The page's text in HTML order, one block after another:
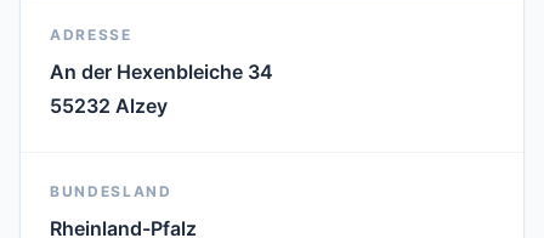
ADRESSE
An der Hexenbleiche 34
55232 Alzey
BUNDESLAND
Rheinland-Pfalz